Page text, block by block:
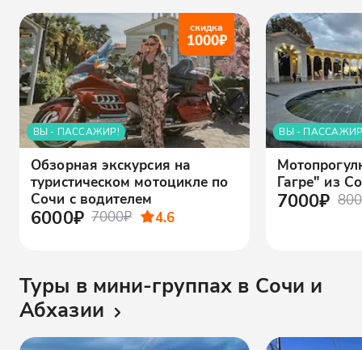
скидка
1000₽
ВЫ - ПАССАЖИР!
Обзорная экскурсия на
туристическом мотоцикле по
Сочи с водителем
6000₽ 7000₽ 4.6
ВЫ -
Гагре" из
7000₽
Туры в мини-группах в Сочи и
Абхазии